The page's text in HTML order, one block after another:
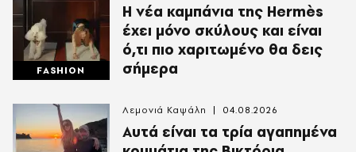
FASHION
Η νέα καμπάνια της Hermès
έχει μόνο σκύλους και είναι
ό,τι πιο χαριτωμένο θα δεις
σήμερα
Αυτά είναι τα τρία αγαπημένα
Λεμονιά Καψάλη 04.08.2026